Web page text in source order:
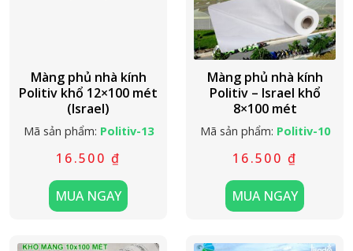
Màng phủ nhà kính
Politiv khổ 12×100 mét
(Israel)
Mã sản phẩm: Politiv-13
16.500 ₫
MUA NGAY
Màng phủ nhà kính
Politiv – Israel khổ
8×100 mét
Mã sản phẩm: Politiv-10
16.500 ₫
MUA NGAY